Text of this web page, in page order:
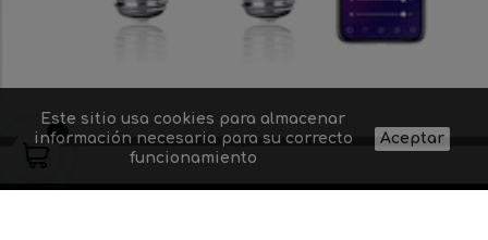
Este sitio usa cookies para almacenar
información necesaria para su correcto
funcionamiento
Aceptar